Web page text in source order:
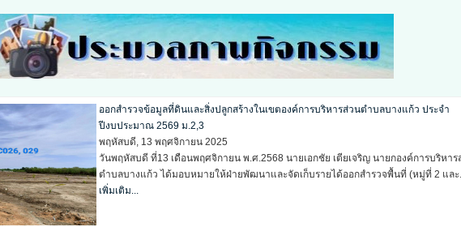
ออกสำรวจข้อมูลที่ดินและสิ่งปลูกสร้างในเขตองค์การบริหารส่วนตำบลบางแก้ว ประจำ
ปีงบประมาณ 2569 ม.6,8,2
พุธ, 12 พฤศจิกายน 2025
วันพุธ ที่12 เดือนพฤศจิกายน พ.ศ.2568 นายเอกชัย เตียเจริญ นายกองค์การบริหารส่วนต
บางแก้ว ได้มอบหมายให้ฝ่ายพัฒนาและจัดเก็บรายได้ออกสำรวจพื้นที่ (หมู่ที่ 6, 8 และ
เพิ่มเติม...